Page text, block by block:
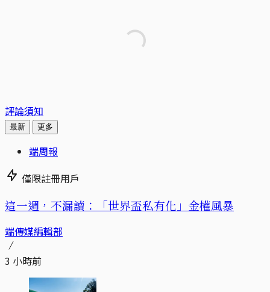
評論須知
最新 更多
端周報
僅限註冊用戶
這一週，不漏讀：「世界盃私有化」金權風暴
端傳媒編輯部
3 小時前